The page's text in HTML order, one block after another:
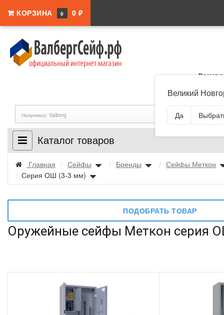
КОРЗИНА 0 0 ₽
Великий
Да
Время
Новгород, ул.
Каталог товаров
Главная / Сейфы / Бренды / Сейфы Меткон
/ Серия ОШ (3-3 мм)
ПОДОБРАТЬ ТОВАР
Оружейные сейфы Меткон серия